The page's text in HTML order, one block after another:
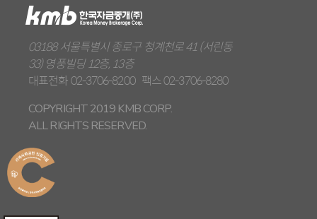
03188 서울특별시 종로구 청계천로 41 (서린동
33) 영풍빌딩 12층, 13층
대표전화02-3706-8200 팩스02-3706-8280
COPYRIGHT 2019 KMB CORP.
ALL RIGHTS RESERVED.